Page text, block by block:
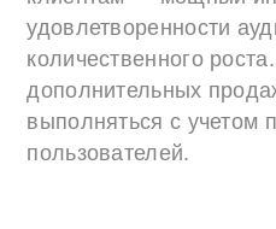
удовлетворенности
количественного
дополнительных
выполняться с учетом
пользователей.